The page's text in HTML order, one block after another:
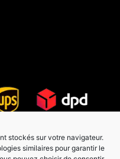
stockés sur votre navigateur.
similaires pour garantir le